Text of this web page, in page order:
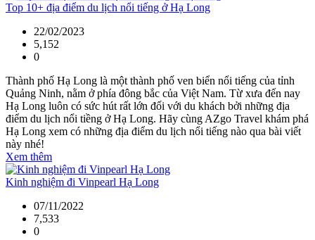
Top 10+ địa điểm du lịch nổi tiếng ở Hạ Long
22/02/2023
5,152
0
Thành phố Hạ Long là một thành phố ven biển nổi tiếng của tỉnh
Quảng Ninh, nằm ở phía đông bắc của Việt Nam. Từ xưa đến nay
Hạ Long luôn có sức hút rất lớn đối với du khách bởi những địa
điểm du lịch nổi tiềng ở Hạ Long. Hãy cùng AZgo Travel khám phá
Hạ Long xem có những địa điểm du lịch nổi tiếng nào qua bài viết
này nhé!
Xem thêm
Kinh nghiệm đi Vinpearl Hạ Long
07/11/2022
7,533
0